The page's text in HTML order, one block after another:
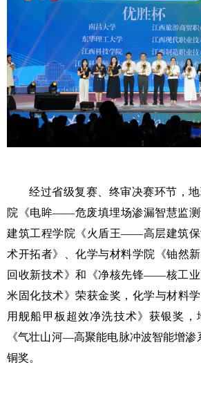
经过省级复赛、终审决赛环节，
院《电眸——危废填埋场渗漏智慧监测
建筑工程学院《火盾王——高层建筑保
术开拓者》、化学与材料学院《铀然
回收新技术》和《净核先锋——核工业
米固化技术》荣获金奖，化学与材料
用舰船甲板超效净洗技术》获银奖，
《气壮山河—高聚能电脉冲波智能增渗
铜奖。